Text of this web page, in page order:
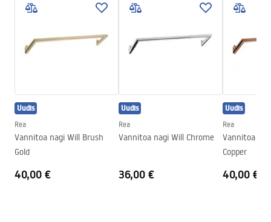
Laius
23
Sügavus
Garantiitingimused
Uudis
Rea
Vannitoa nagi Will Brush
Gold
40,00 €
Uudis
Rea
Vannitoa nagi Will Chrome
36,00 €
Uudis
Rea
Vannitoa
Copper
40,00 €